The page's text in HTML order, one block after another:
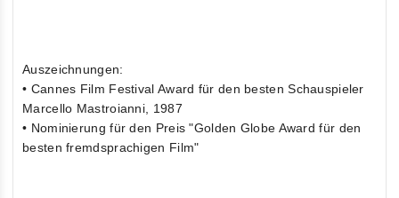
Auszeichnungen:
• Cannes Film Festival Award für den besten Schauspieler
Marcello Mastroianni, 1987
• Nominierung für den Preis "Golden Globe Award für den
besten fremdsprachigen Film"